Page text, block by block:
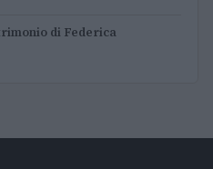
di Federica